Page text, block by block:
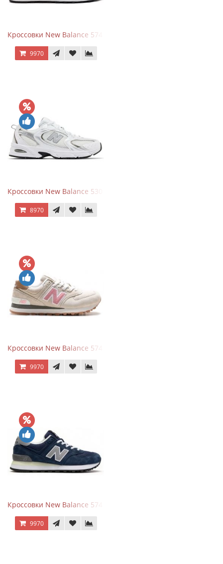
Кроссовки New Balance 574 Navy Blue Grey
9970
Кроссовки New Balance 530 White Silver Metallic
8970
Кроссовки New Balance 574 Power Beige Pink
9970
Кроссовки New Balance 574 Classic Blue Grey
9970